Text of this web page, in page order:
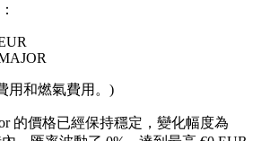
金屬及大宗商品衍生性商品
用和燃氣費用。)
的價格已經保持穩定，變化幅度為